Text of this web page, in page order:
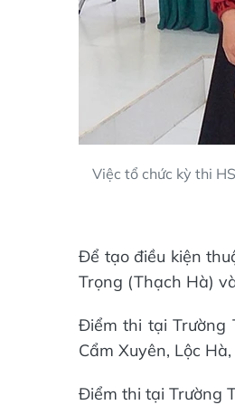
Việc tổ chức kỳ thi
Để tạo điều kiện
Trọng (Thạch Hà)
Điểm thi tại Trường
Cẩm Xuyên, Lộc
Điểm thi tại Trường